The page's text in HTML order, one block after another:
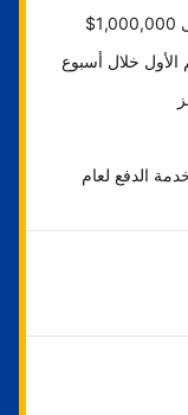
الدفع لعام